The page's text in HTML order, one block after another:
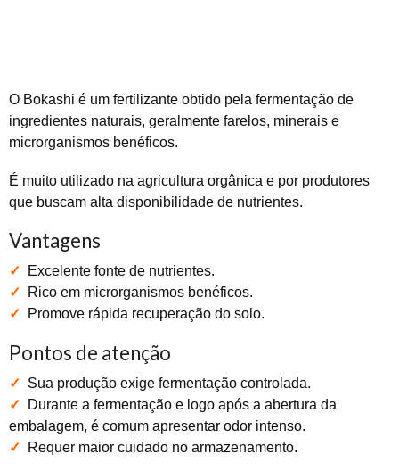
O Bokashi é um fertilizante obtido pela fermentação de
ingredientes naturais, geralmente farelos, minerais e
microrganismos benéficos.
É muito utilizado na agricultura orgânica e por produtores
que buscam alta disponibilidade de nutrientes.
Vantagens
✓
Excelente fonte de nutrientes.
✓
Rico em microrganismos benéficos.
✓
Promove rápida recuperação do solo.
Pontos de atenção
✓ Sua produção exige fermentação controlada.
✓
Durante a fermentação e logo após a abertura da
embalagem, é comum apresentar odor intenso.
✓
Requer maior cuidado no armazenamento.